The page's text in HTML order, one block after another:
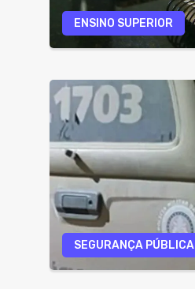
ENSINO SUPERIOR
SEGURANÇA PÚBLICA